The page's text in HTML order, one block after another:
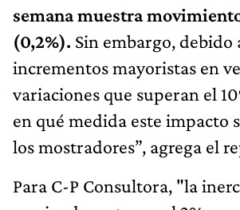
semana muestra
(0,2%). Sin embargo, debido
incrementos mayoristas en
variaciones que superan el
en qué medida este impacto
los mostradores”, agrega el
Para C-P Consultora, "la